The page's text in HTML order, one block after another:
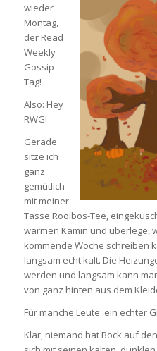
wieder
Montag,
der Read
Weekly
Gossip-
Tag!
Also: Hey
RWG!
Gerade
sitze ich
ganz
gemütlich
mit meiner
Tasse Rooibos-Tee,
warmen Kamin und überlege,
kommende Woche schreiben
langsam echt kalt. Die
werden und langsam kann
von ganz hinten aus dem
Für manche Leute: ein echter
Klar, niemand hat Bock auf